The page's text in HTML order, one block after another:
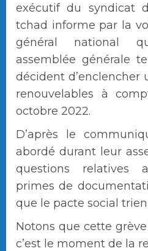
exécutif du syndicat
tchad informe par la
général national
assemblée générale
décident d’enclencher
renouvelables à
octobre 2022.
D’après le
abordé durant leur
questions relatives
primes de
que le pacte social
Notons que cette
c’est le moment de la